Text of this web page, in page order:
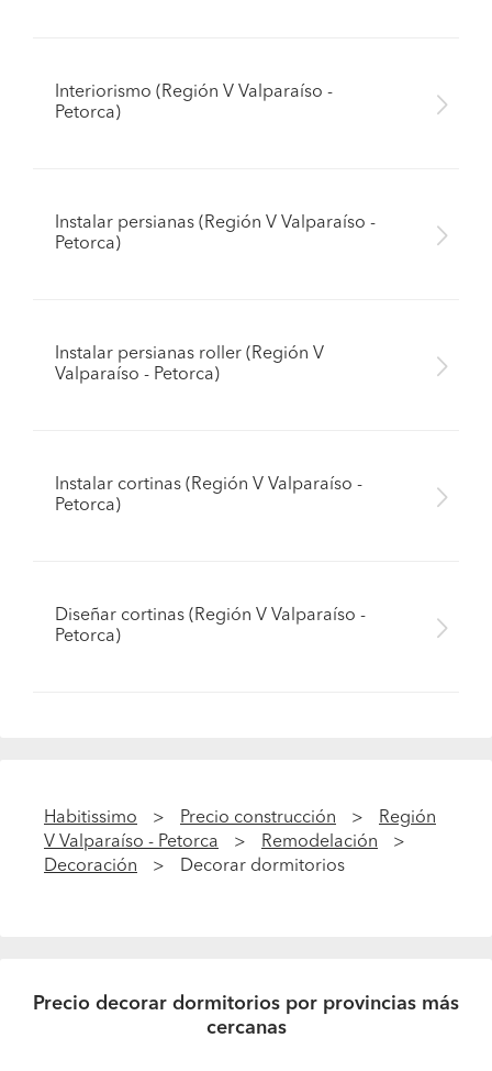
Interiorismo (Región V Valparaíso -
Petorca)
Instalar persianas (Región V Valparaíso -
Petorca)
Instalar persianas roller (Región V
Valparaíso - Petorca)
Instalar cortinas (Región V Valparaíso -
Petorca)
Diseñar cortinas (Región V Valparaíso -
Petorca)
Habitissimo Precio construcción
Región
V Valparaíso - Petorca
Remodelación
Decoración
Decorar dormitorios
Precio decorar dormitorios por provincias más
cercanas